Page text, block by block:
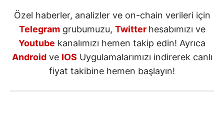
Özel haberler, analizler ve on-chain verileri için
Telegramgrubumuzu, Twitter hesabımızı ve
Youtube kanalımızı hemen takip edin! Ayrıca
Androidve IOS Uygulamalarımızı indirerek canlı
fiyat takibine hemen başlayın!